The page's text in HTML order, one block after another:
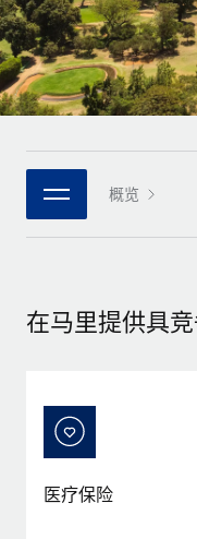
基础设施
Remote
将人力资源无缝融
团队的内置核心人
连接 新的
使用我们的 MCP
咨询专家
获得全球人力资源与
简化候选人筛选流程
中型市场
通过定制化人力资
企业
与我们携手合作
战略技术合作伙
成为合作伙伴
与我们共探合作机遇
集成与人工智能自动
研究与指引
案例研究
人力资源术语表
核对表和模板
职位描述库
网络研讨会
新闻室
洞察中心
获得支持
查看全部资源
Deutsch
Español
Italiano
Português (Portugal)
日本語
中文（简体）
概览
在马里提供具
医疗保险